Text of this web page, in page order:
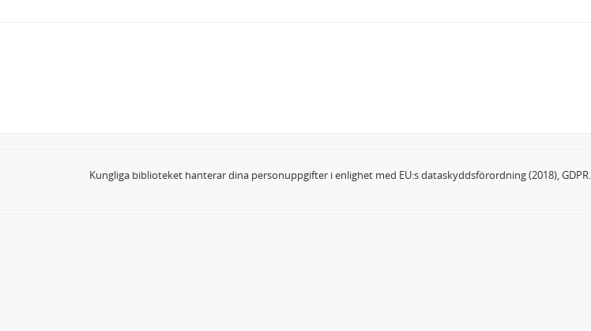
Kungliga biblioteket hanterar dina personuppgifter i enlighet med EU:s dataskyddsförordning (2018), GDPR.